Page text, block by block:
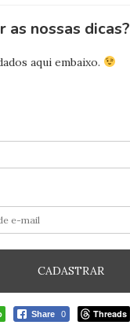
as nossas dicas?
aqui embaixo.
Share 0 Threads